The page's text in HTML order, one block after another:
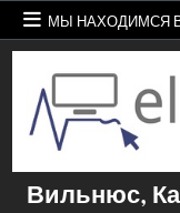
Skip
content
МЫ НАХОДИМСЯ
Вильнюс,